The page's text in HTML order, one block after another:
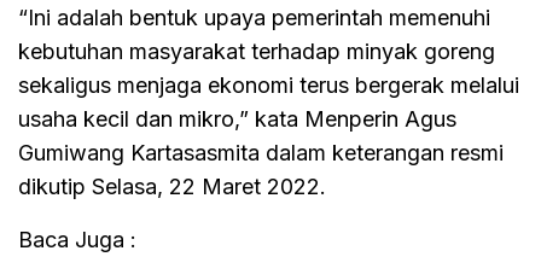
“Ini adalah bentuk upaya pemerintah memenuhi
kebutuhan masyarakat terhadap minyak goreng
sekaligus menjaga ekonomi terus bergerak melalui
usaha kecil dan mikro,” kata Menperin Agus
Gumiwang Kartasasmita dalam keterangan resmi
dikutip Selasa, 22 Maret 2022.
Baca Juga :